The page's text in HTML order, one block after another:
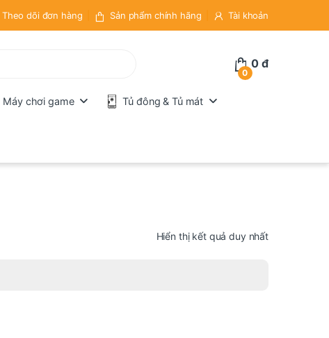
Theo dõi đơn hàng Sản phẩm chính hãng Tài khoản
0
0đ
Máy chơi game Tủ đông & Tủ mát
Hiển thị kết quả duy nhất